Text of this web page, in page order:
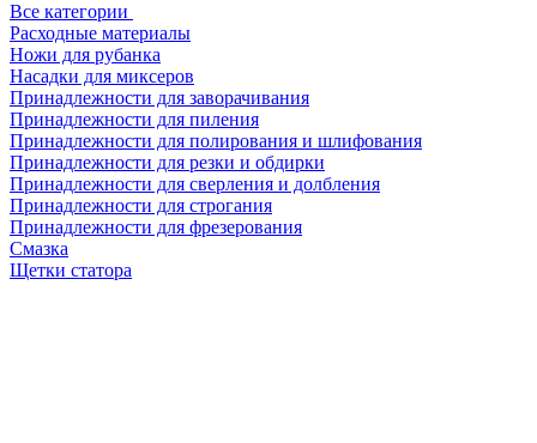
Все категории
Расходные материалы
Ножи для рубанка
Насадки для миксеров
Принадлежности для заворачивания
Принадлежности для пиления
Принадлежности для полирования и шлифования
Принадлежности для резки и обдирки
Принадлежности для сверления и долбления
Принадлежности для строгания
Принадлежности для фрезерования
Смазка
Щетки статора